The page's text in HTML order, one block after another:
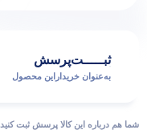
ثبـــــت‌پرسش
به‌عنوان ‌خریدار‌این‌ محصول
شما هم درباره این کالا پرسش ثبت کنید